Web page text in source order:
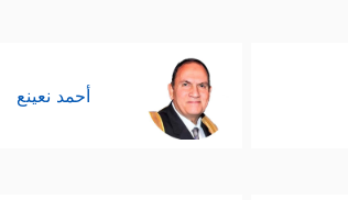
أحمد نعينع